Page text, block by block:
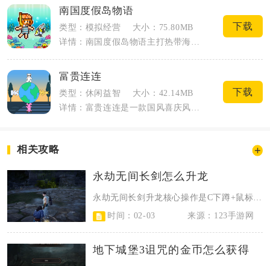
南国度假岛物语
类型：模拟经营
大小：75.80MB
下载
富贵连连
类型：休闲益智
大小：42.14MB
下载
相关攻略
永劫无间长剑怎么升龙
永劫无间长剑升龙核心操作是C下蹲+鼠标右键，近距离快速触发即可挑飞敌人，衔接...
时间：02-03
来源：123手游网
地下城堡3诅咒的金币怎么获得